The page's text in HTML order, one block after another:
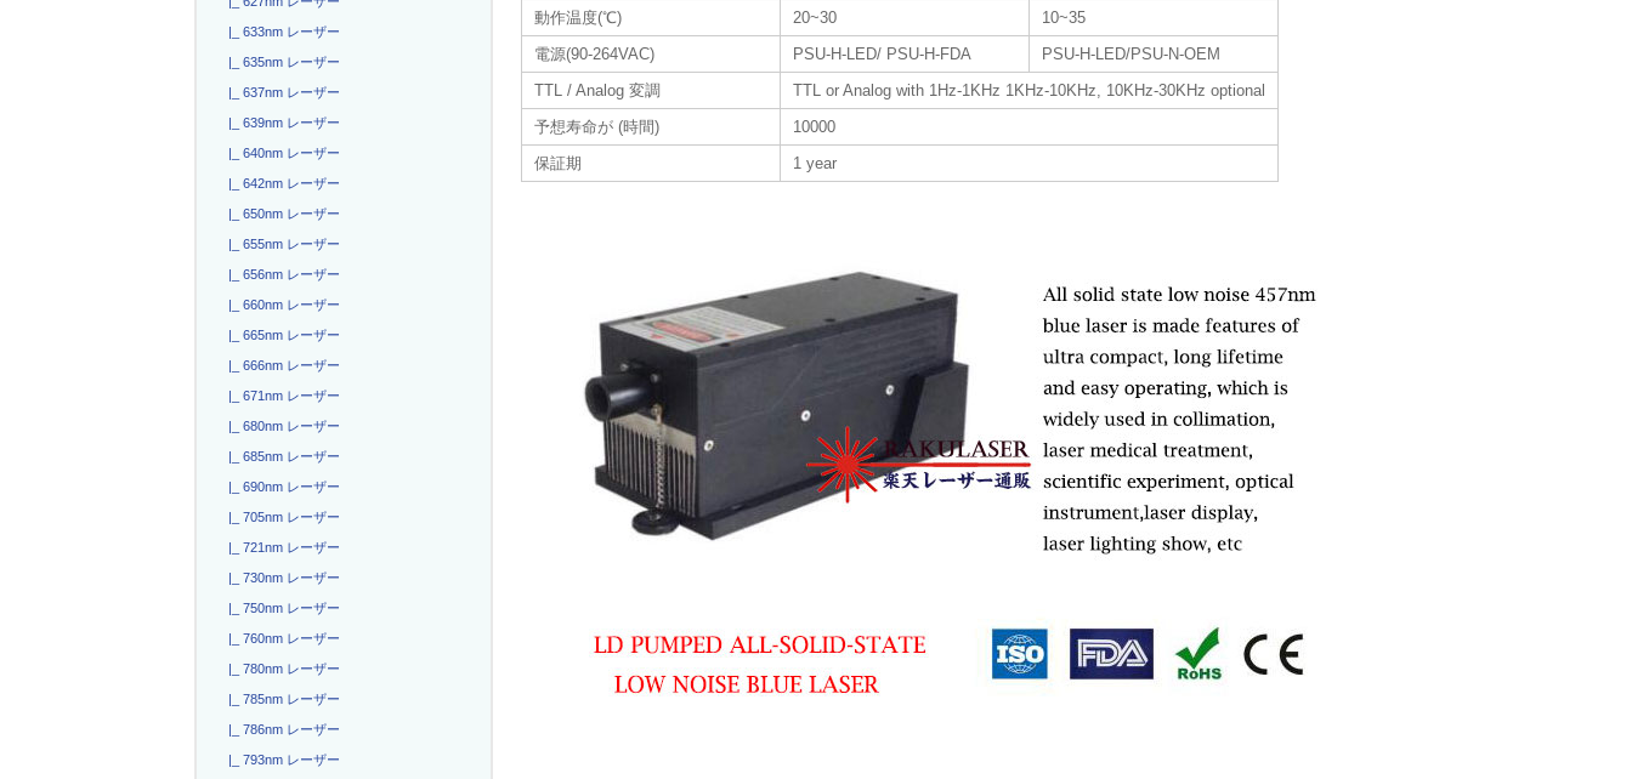
|_ 633nm レーザー
|_ 635nm レーザー
|_ 637nm レーザー
|_ 639nm レーザー
|_ 640nm レーザー
|_ 642nm レーザー
|_ 650nm レーザー
|_ 655nm レーザー
|_ 656nm レーザー
|_ 660nm レーザー
|_ 665nm レーザー
|_ 666nm レーザー
|_ 671nm レーザー
|_ 680nm レーザー
|_ 685nm レーザー
|_ 690nm レーザー
|_ 705nm レーザー
|_ 721nm レーザー
|_ 730nm レーザー
|_ 750nm レーザー
|_ 760nm レーザー
|_ 780nm レーザー
|_ 785nm レーザー
|_ 786nm レーザー
|_ 793nm レーザー
動作温度(℃)
20~30
10~35
電源(90-264VAC)
PSU-H-LED/ PSU-H-FDA
PSU-H-LED/PSU-N-OEM
TTL / Analog 変調
TTL or Analog with 1Hz-1KHz 1KHz-10KHz, 10KHz-30KHz optional
予想寿命が (時間)
10000
保証期
1 year